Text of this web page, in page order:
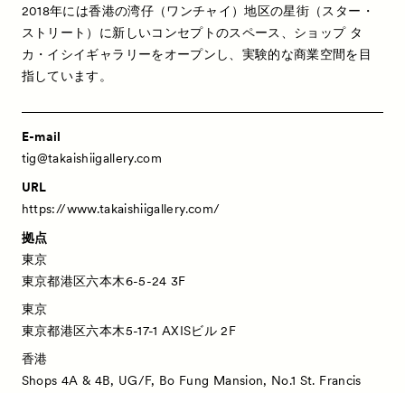
2018年には香港の湾仔（ワンチャイ）地区の星街（スター・
ストリート）に新しいコンセプトのスペース、ショップ タ
カ・イシイギャラリーをオープンし、実験的な商業空間を目
指しています。
E-mail
tig@takaishiigallery.com
URL
https://www.takaishiigallery.com/
拠点
東京
東京都港区六本木6-5-24 3F
東京
東京都港区六本木5-17-1 AXISビル 2F
香港
Shops 4A & 4B, UG/F, Bo Fung Mansion, No.1 St. Francis